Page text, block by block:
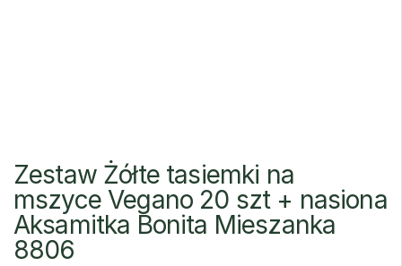
Zestaw Żółte tasiemki na
mszyce Vegano 20 szt + nasiona
Aksamitka Bonita Mieszanka
8806